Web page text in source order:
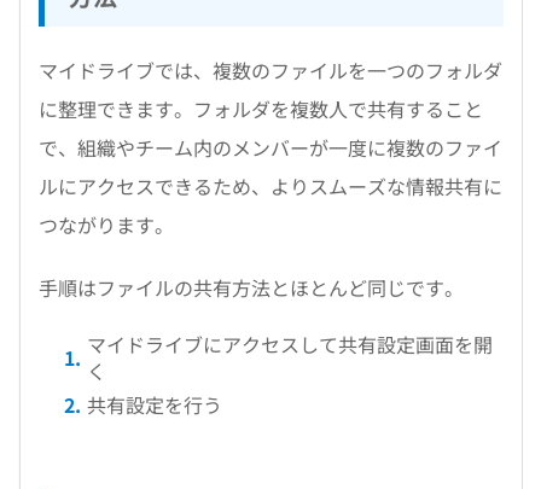
マイドライブでは、複数のファイルを一つのフォルダ
に整理できます。フォルダを複数人で共有すること
で、組織やチーム内のメンバーが一度に複数のファイ
ルにアクセスできるため、よりスムーズな情報共有に
つながります。
手順はファイルの共有方法とほとんど同じです。
マイドライブにアクセスして共有設定画面を開
く
共有設定を行う